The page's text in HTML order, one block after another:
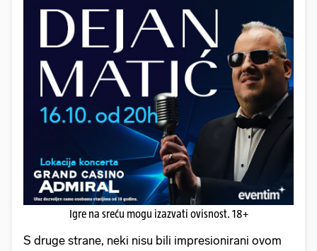
Igre na sreću mogu izazvati ovisnost. 18+
S druge strane, neki nisu bili impresionirani ovom